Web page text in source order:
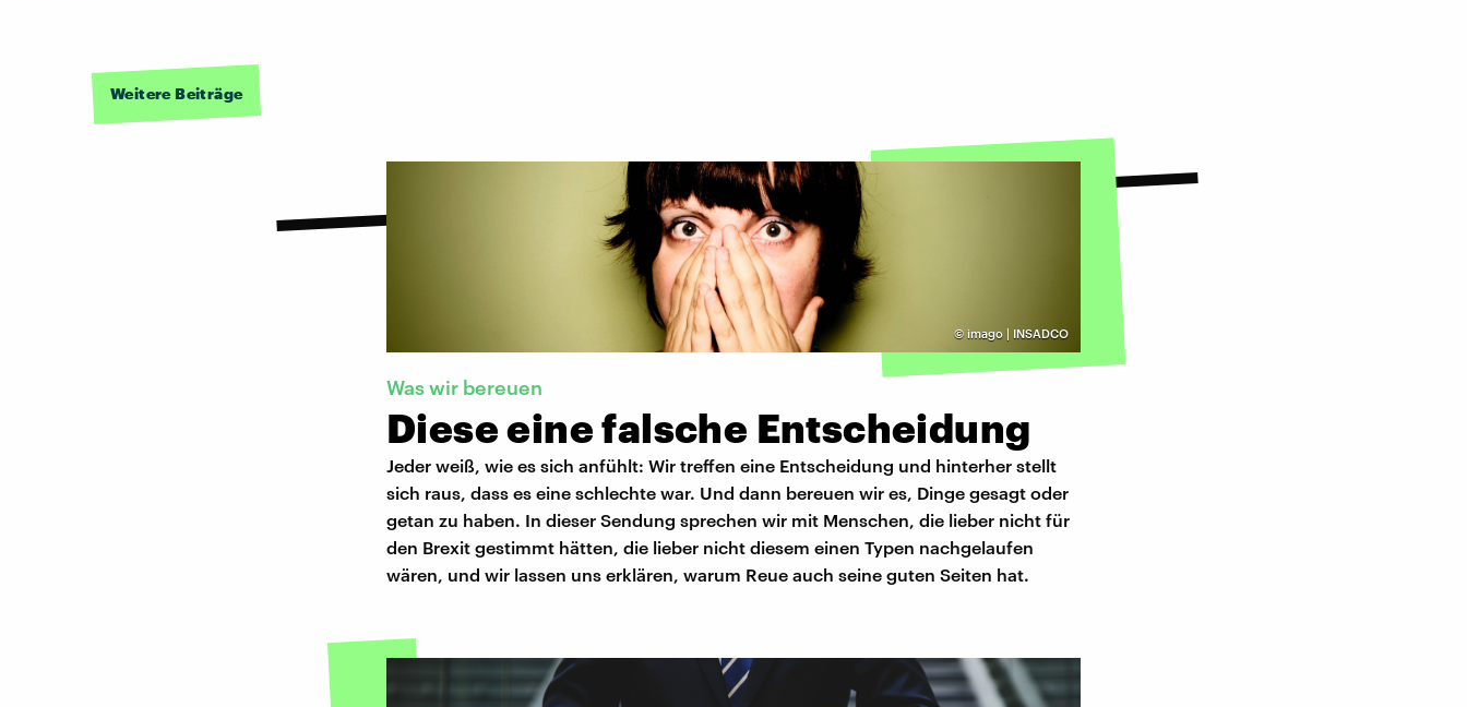
Weitere Beiträge
© imago | INSADCO
Was wir bereuen
Diese eine falsche Entscheidung
Jeder weiß, wie es sich anfühlt: Wir treffen eine Entscheidung und hinterher stellt
sich raus, dass es eine schlechte war. Und dann bereuen wir es, Dinge gesagt oder
getan zu haben. In dieser Sendung sprechen wir mit Menschen, die lieber nicht für
den Brexit gestimmt hätten, die lieber nicht diesem einen Typen nachgelaufen
wären, und wir lassen uns erklären, warum Reue auch seine guten Seiten hat.